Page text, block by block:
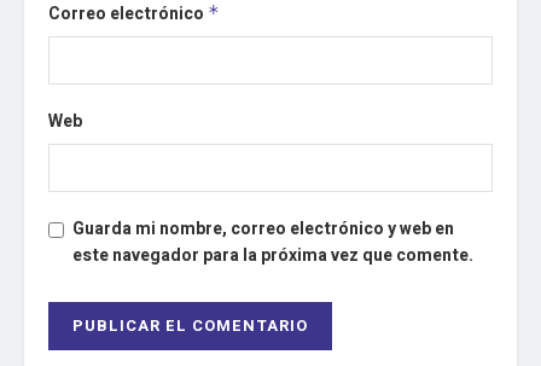
Correo electrónico *
Web
Guarda mi nombre, correo electrónico y web en
este navegador para la próxima vez que comente.